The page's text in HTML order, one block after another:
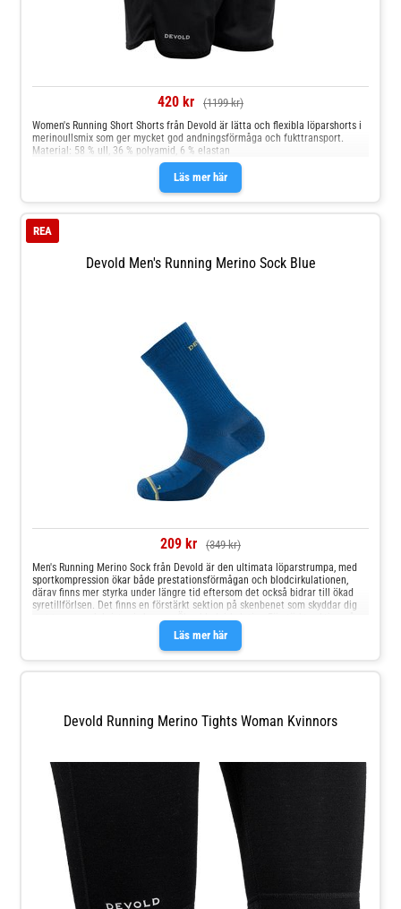
420 kr (1199 kr)
Läs mer här
Women's Running Short Shorts från Devold är lätta och flexibla löparshorts i
merinoullsmix som ger mycket god andningsförmåga och fukttransport.
Material: 58 % ull, 36 % polyamid, 6 % elastan
Devold Men's Running Merino Sock Blue
REA
209 kr (349 kr)
Läs mer här
Men's Running Merino Sock från Devold är den ultimata löparstrumpa, med
sportkompression ökar både prestationsförmågan och blodcirkulationen,
därav finns mer styrka under längre tid eftersom det också bidrar till ökad
syretillförlsen. Det finns en förstärkt sektion på skenbenet som skyddar dig
smlabenet Anatomisk design för att minska risk för blåsor Slim-fit Material:
57 % polyamid, 39 % ull, 3 % elastan, 1 % silikon
Devold Running Merino Tights Woman Kvinnors